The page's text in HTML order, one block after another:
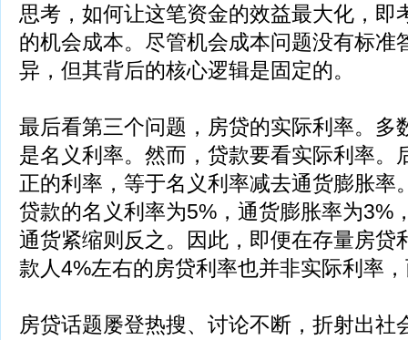
思考，如何让这笔资金的效益最大化，即
的机会成本。尽管机会成本问题没有标准
异，但其背后的核心逻辑是固定的。
最后看第三个问题，房贷的实际利率。多
是名义利率。然而，贷款要看实际利率。
正的利率，等于名义利率减去通货膨胀率
贷款的名义利率为5%，通货膨胀率为3%
通货紧缩则反之。因此，即便在存量房贷
款人4%左右的房贷利率也并非实际利率
房贷话题屡登热搜、讨论不断，折射出社